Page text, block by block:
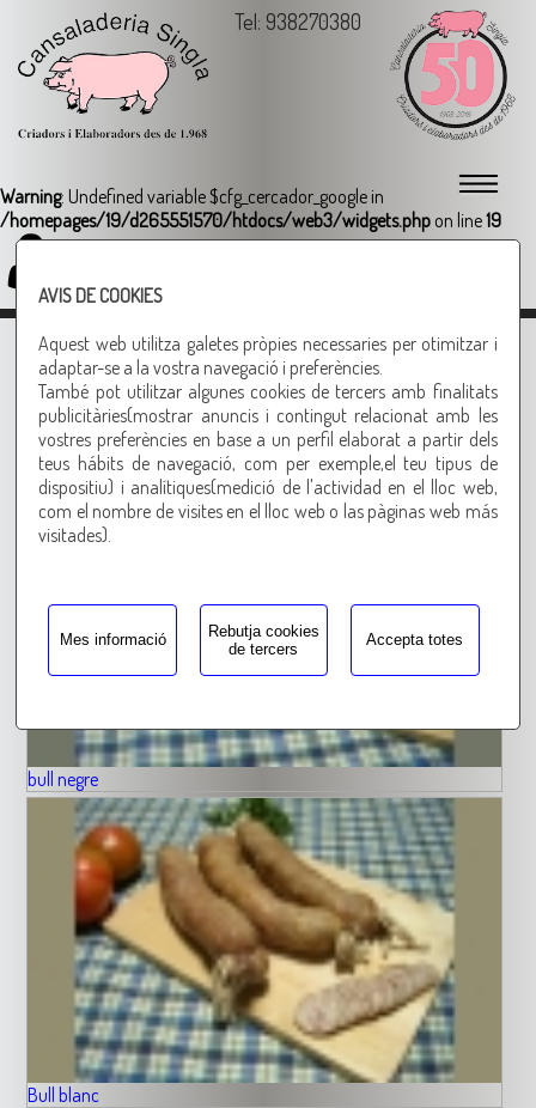
AVIS DE COOKIES
Aquest web utilitza galetes pròpies necessaries per otimitzar i
adaptar-se a la vostra navegació i preferències.
També pot utilitzar algunes cookies de tercers amb finalitats
publicitàries(mostrar anuncis i contingut relacionat amb les
vostres preferències en base a un perfil elaborat a partir dels
teus hábits de navegació, com per exemple,el teu tipus de
dispositiu) i analítiques(medició de l'actividad en el lloc web,
com el nombre de visites en el lloc web o las pàginas web más
visitades).
Mes informació
Rebutja cookies
de tercers
Accepta totes
Tel: 938270380
Warning: Undefined variable $cfg_cercador_google in
/homepages/19/d265551570/htdocs/web3/widgets.php on line19
Login
Greixons
ajuden a regular el nivell de
colesterol!
Altres productes recomanats
bull negre
Bull blanc